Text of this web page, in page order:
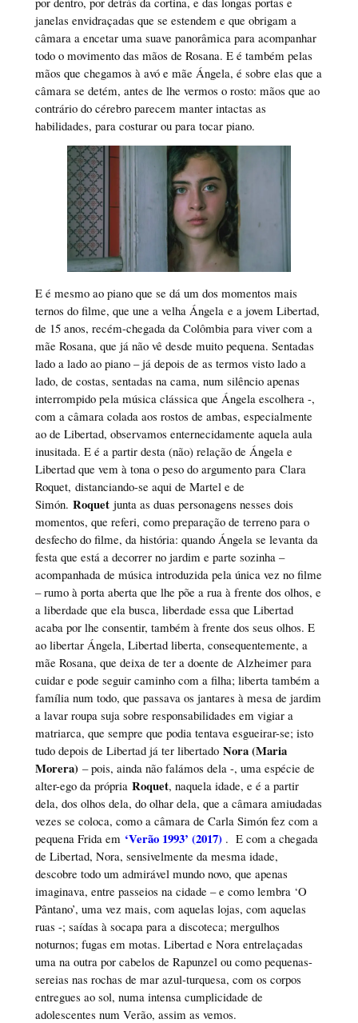
janelas envidraçadas que se estendem e que obrigam a
câmara a encetar uma suave panorâmica para acompanhar
todo o movimento das mãos de Rosana. E é também pelas
mãos que chegamos à avó e mãe Ángela, é sobre elas que a
câmara se detém, antes de lhe vermos o rosto: mãos que ao
contrário do cérebro parecem manter intactas as
habilidades, para costurar ou para tocar piano.
E é mesmo ao piano que se dá um dos momentos mais
ternos do filme, que une a velha Ángela e a jovem Libertad,
de 15 anos, recém-chegada da Colômbia para viver com a
mãe Rosana, que já não vê desde muito pequena. Sentadas
lado a lado ao piano – já depois de as termos visto lado a
lado, de costas, sentadas na cama, num silêncio apenas
interrompido pela música clássica que Ángela escolhera -,
com a câmara colada aos rostos de ambas, especialmente
ao de Libertad, observamos enternecidamente aquela aula
inusitada. E é a partir desta (não) relação de Ángela e
Libertad que vem à tona o peso do argumento para Clara
Roquet, distanciando-se aqui de Martel e de
Simón. Roquetjunta as duas personagens nesses dois
momentos, que referi, como preparação de terreno para o
desfecho do filme, da história: quando Ángela se levanta da
festa que está a decorrer no jardim e parte sozinha –
acompanhada de música introduzida pela única vez no filme
– rumo à porta aberta que lhe põe a rua à frente dos olhos, e
a liberdade que ela busca, liberdade essa que Libertad
acaba por lhe consentir, também à frente dos seus olhos. E
ao libertar Ángela, Libertad liberta, consequentemente, a
mãe Rosana, que deixa de ter a doente de Alzheimer para
cuidar e pode seguir caminho com a filha; liberta também a
família num todo, que passava os jantares à mesa de jardim
a lavar roupa suja sobre responsabilidades em vigiar a
matriarca, que sempre que podia tentava esgueirar-se; isto
tudo depois de Libertad já ter libertado Nora (Maria
Morera)– pois, ainda não falámos dela -, uma espécie de
alter-ego da própria Roquet, naquela idade, e é a partir
dela, dos olhos dela, do olhar dela, que a câmara amiudadas
vezes se coloca, como a câmara de Carla Simón fez com a
pequena Frida em ‘Verão 1993’ (2017) . E com a chegada
de Libertad, Nora, sensivelmente da mesma idade,
descobre todo um admirável mundo novo, que apenas
imaginava, entre passeios na cidade – e como lembra ‘O
Pântano’, uma vez mais, com aquelas lojas, com aquelas
ruas -; saídas à socapa para a discoteca; mergulhos
noturnos; fugas em motas. Libertad e Nora entrelaçadas
uma na outra por cabelos de Rapunzel ou como pequenas-
sereias nas rochas de mar azul-turquesa, com os corpos
entregues ao sol, numa intensa cumplicidade de
adolescentes num Verão, assim as vemos.